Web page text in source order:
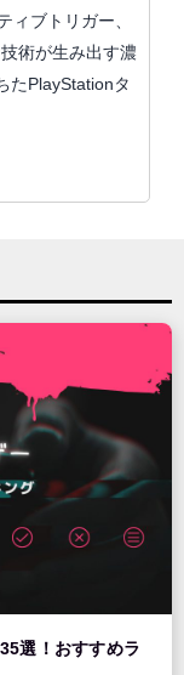
ィブトリガー、
術が生み出す濃
たPlayStationタ
選！おすすめラ